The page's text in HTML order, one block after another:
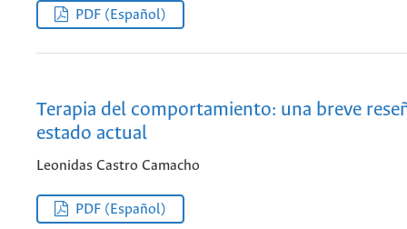
PDF (Español)
Terapia del comportamiento: una breve
estado actual
Leonidas Castro Camacho
PDF (Español)